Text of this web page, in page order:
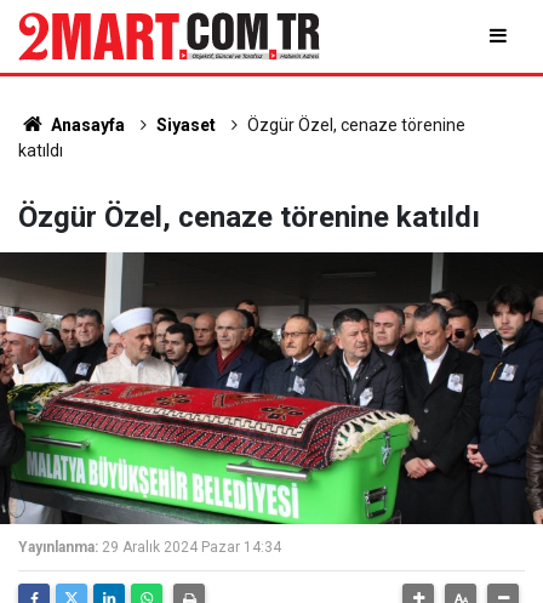
Anasayfa Siyaset
Özgür Özel, cenaze törenine
katıldı
Özgür Özel, cenaze törenine katıldı
Yayınlanma: 29 Aralık 2024 Pazar 14:34